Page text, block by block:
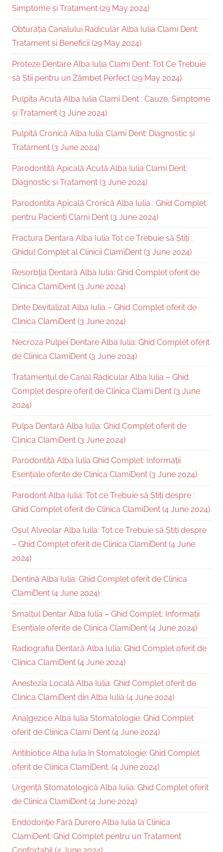
Simptome și Tratament (29 May 2024)
Obturația Canalului Radicular Alba Iulia Clami Dent:
Tratament și Beneficii (29 May 2024)
Proteze Dentare Alba Iulia Clami Dent: Tot Ce Trebuie
să Știi pentru un Zâmbet Perfect (29 May 2024)
Pulpita Acută Alba Iulia Clami Dent : Cauze, Simptome
și Tratament (3 June 2024)
Pulpită Cronică Alba Iulia Clami Dent: Diagnostic și
Tratament (3 June 2024)
Parodontită Apicală Acută Alba Iulia Clami Dent:
Diagnostic și Tratament (3 June 2024)
Parodontita Apicală Cronică Alba Iulia : Ghid Complet
pentru Pacienți Clami Dent (3 June 2024)
Fractura Dentara Alba Iulia Tot ce Trebuie să Știți :
Ghidul Complet al Clinicii ClamiDent (3 June 2024)
Resorbția Dentară Alba Iulia: Ghid Complet oferit de
Clinica ClamiDent (3 June 2024)
Dinte Devitalizat Alba Iulia – Ghid Complet oferit de
Clinica ClamiDent (3 June 2024)
Necroza Pulpei Dentare Alba Iulia: Ghid Complet oferit
de Clinica ClamiDent (3 June 2024)
Tratamentul de Canal Radicular Alba Iulia – Ghid
Complet despre oferit de Clinica Clami Dent (3 June
2024)
Pulpa Dentară Alba Iulia: Ghid Complet oferit de
Clinica ClamiDent (3 June 2024)
Parodontită Alba Iulia Ghid Complet: Informații
Esențiale oferite de Clinica ClamiDent (3 June 2024)
Parodont Alba Iulia: Tot ce Trebuie să Știți despre :
Ghid Complet oferit de Clinica ClamiDent (4 June 2024)
Osul Alveolar Alba Iulia: Tot ce Trebuie să Știți despre
– Ghid Complet oferit de Clinica ClamiDent (4 June
2024)
Dentină Alba Iulia: Ghid Complet oferit de Clinica
ClamiDent (4 June 2024)
Smalțul Dentar Alba Iulia – Ghid Complet, Informații
Esențiale oferite de Clinica ClamiDent (4 June 2024)
Radiografia Dentară Alba Iulia: Ghid Complet oferit de
Clinica ClamiDent (4 June 2024)
Anestezia Locală Alba Iulia: Ghid Complet oferit de
Clinica ClamiDent din Alba Iulia (4 June 2024)
Analgezice Alba Iulia Stomatologie: Ghid Complet
oferit de Clinica Clami Dent (4 June 2024)
Antibiotice Alba Iulia în Stomatologie: Ghid Complet
oferit de Clinica ClamiDent. (4 June 2024)
Urgență Stomatologică Alba Iulia: Ghid Complet oferit
de Clinica ClamiDent (4 June 2024)
Endodonție Fără Durere Alba Iulia la Clinica
ClamiDent: Ghid Complet pentru un Tratament